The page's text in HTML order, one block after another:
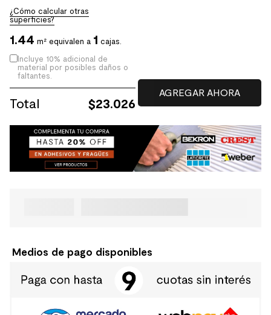
¿Cómo calcular otras
superficies?
1.44 m² equivalen a 1 cajas.
Incluye 10% adicional de
material por posibles daños o
faltantes.
Total $23.026
Medios de pago disponibles